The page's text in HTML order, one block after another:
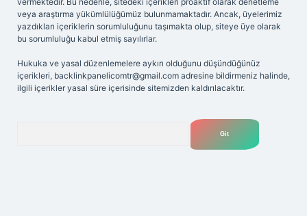
veya araştırma yükümlülüğümüz bulunmamaktadır. Ancak, üyelerimiz
yazdıkları içeriklerin sorumluluğunu taşımakta olup, siteye üye olarak
bu sorumluluğu kabul etmiş sayılırlar.
Hukuka ve yasal düzenlemelere aykırı olduğunu düşündüğünüz
içerikleri, backlinkpanelicomtr@gmail.com adresine bildirmeniz halinde,
ilgili içerikler yasal süre içerisinde sitemizden kaldırılacaktır.